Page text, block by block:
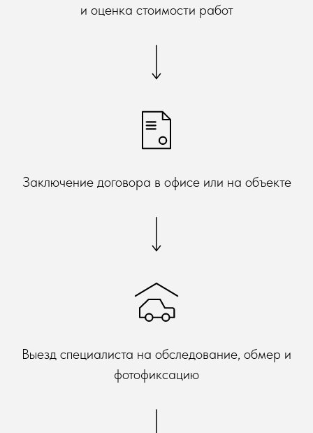
и оценка стоимости работ
Заключение договора в офисе или на объекте
Выезд специалиста на обследование, обмер и
фотофиксацию